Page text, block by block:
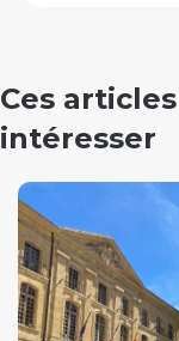
Ces
intéresser